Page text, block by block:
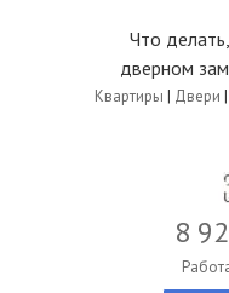
Что
дверном
Квартиры | Двери |
8